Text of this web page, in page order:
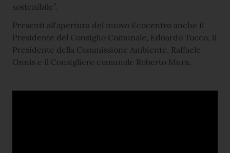
sostenibile”.
Presenti all'apertura del nuovo Ecocentro anche il
Presidente del Consiglio Comunale, Edoardo Tocco, il
Presidente della Commissione Ambiente, Raffaele
Onnis e il Consigliere comunale Roberto Mura.